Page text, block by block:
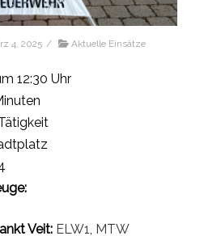
4, 2025 / Aktuelle Einsätze
12:30 Uhr
Veit: ELW1 MTW